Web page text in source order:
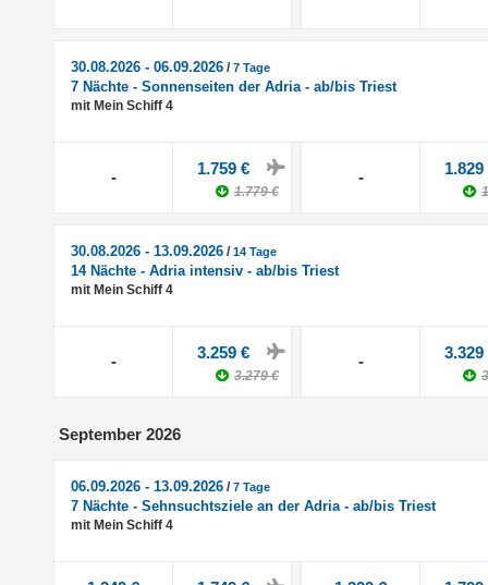
30.08.2026 - 06.09.2026 /7 Tage
7 Nächte - Sonnenseiten der Adria - ab/bis Triest
mit Mein Schiff 4
- 1.759 €
1.779 €
- 1.829
30.08.2026 - 13.09.2026 /14 Tage
14 Nächte - Adria intensiv - ab/bis Triest
mit Mein Schiff 4
- 3.259 €
3.279 €
- 3.329
September 2026
06.09.2026 - 13.09.2026 /7 Tage
7 Nächte - Sehnsuchtsziele an der Adria - ab/bis Triest
mit Mein Schiff 4